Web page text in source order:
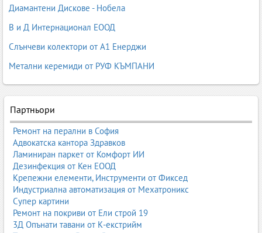
вашият пълен ориентир.
България
В България има над 30 официални представителства на водещи
лизингови програми.
1.1. Водещи автомобилни марки и техните официални
дилъри
Volkswagen– Порше БГ;
Audi– Порше БГ;
Škoda– Еуратек Ауто;
Seat / Cupra– Порше БГ;
BMW– BMW Group България;
Mercedes-Benz– Silver Star;
Toyota – Тойота Балканс;
Диамантени Дискове - Нобела
В и Д Интернационал ЕООД
Слънчеви колектори от А1 Енерджи
Метални керемиди от РУФ КЪМПАНИ
Партньори
Ремонт на перални в София
Адвокатска кантора Здравков
Ламиниран паркет от Комфорт ИИ
Дезинфекция от Кен ЕООД
Крепежни елементи, Инструменти от Фиксед
Индустриална автоматизация от Мехатроникс
Супер картини
Ремонт на покриви от Ели строй 19
3Д Опънати тавани от К-екстрийм